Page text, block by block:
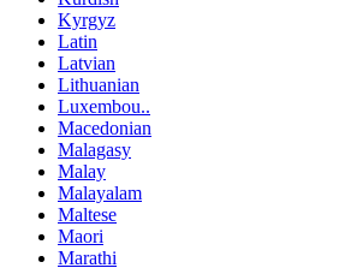
Kyrgyz
Latin
Latvian
Lithuanian
Luxembou..
Macedonian
Malagasy
Malay
Malayalam
Maltese
Maori
Marathi